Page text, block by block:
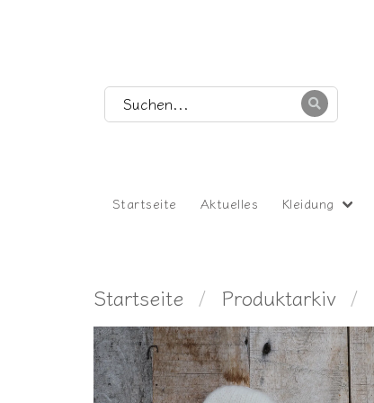
Startseite Aktuelles Kleidung
Startseite Produktarkiv